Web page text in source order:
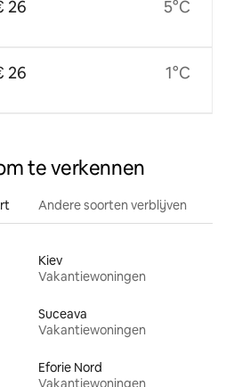
26
26
5°C
1°C
te verkennen
Andere soorten verblijven
Kiev
Vakantiewoningen
Suceava
Vakantiewoningen
Eforie Nord
Vakantiewoningen